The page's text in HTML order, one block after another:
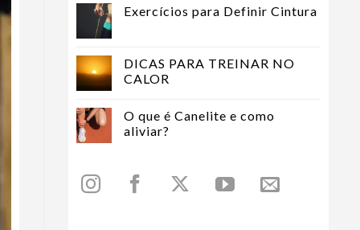
Exercícios para Definir Cintura
DICAS PARA TREINAR NO
CALOR
O que é Canelite e como
aliviar?